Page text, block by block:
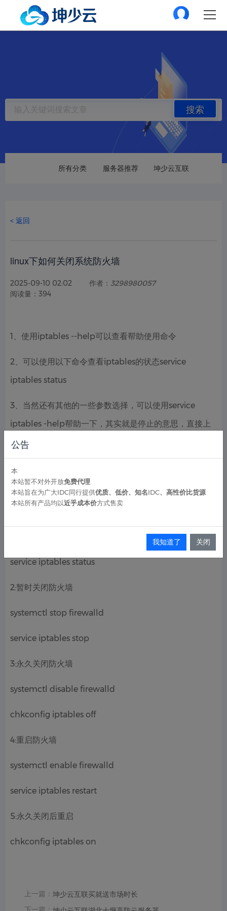
搜索
所有分类 服务器推荐 坤少云互联
< 返回
linux下如何关闭系统防火墙
2025-09-10 02:02 作者： 3298980057
阅读量：394
1、使用iptables --help可以查看帮助使用命令
2、可以使用以下命令查看iptables的状态service
iptables status
3、当然还有其他的一些参数选择，可以使用service
iptables -help帮助一下，其实就是停止的意思，直接上
命令如果需要永久关闭iptables，
使用chkconfig iptables off 这样以后开机也不需要再去
做设置了，永久性的关闭了
service iptables status
2:暂时关闭防火墙
systemctl stop firewalld
service iptables stop
3:永久关闭防火墙
systemctl disable firewalld
chkconfig iptables off
4:重启防火墙
systemctl enable firewalld
service iptables restart
5:永久关闭后重启
chkconfig iptables on
上一篇： 坤少云互联买就送市场时长
公告
本
本站暂不对外开放免费代理
本站旨在为广大IDC同行提供优质、低价、知名IDC、高性价比货源
本站所有产品均以近乎成本价方式售卖
我知道了 关闭